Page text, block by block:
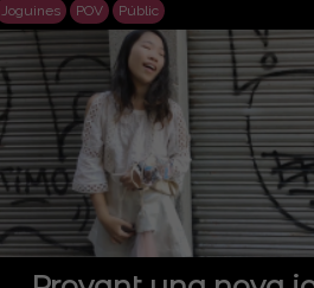
Joguines POV Públic